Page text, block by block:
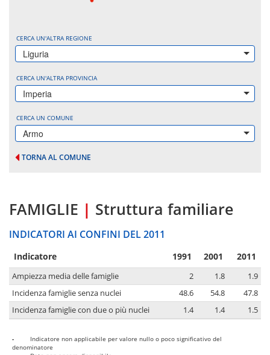
CERCA UN'ALTRA REGIONE
Liguria
CERCA UN'ALTRA PROVINCIA
Imperia
CERCA UN COMUNE
Armo
TORNA AL COMUNE
FAMIGLIE | Struttura familiare
INDICATORI AI CONFINI DEL 2011
Indicatore 1991 2001 2011
Ampiezza media delle famiglie 2 1.8
1.9
Incidenza famiglie senza nuclei
48.6 54.8
47.8
Incidenza famiglie con due o più nuclei
1.4 1.4 1.5
-
Indicatore non applicabile per valore nullo o poco significativo del
denominatore